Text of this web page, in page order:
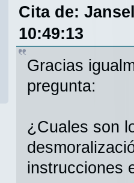
Cita de:
10:49:13
Gracias
pregunta:
¿Cuales son
instrucciones